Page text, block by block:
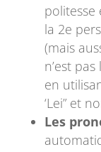
politesse
la 2e
(mais
n’est
en
‘Lei” et
Les